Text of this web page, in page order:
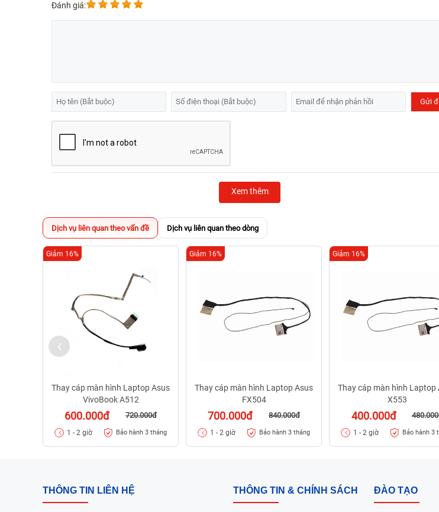
Đánh giá:
Xem thêm
Dịch vụ liên quan theo vấn đề Dịch vụ liên quan theo dòng
Thay cáp màn hình Laptop Asus
VivoBook A512
600.000đ 720.000đ
Giảm 16%
1 - 2 giờ Bảo hành 3 tháng
Thay cáp màn hình Laptop Asus
FX504
700.000đ 840.000đ
Giảm 16%
1 - 2 giờ Bảo hành 3 tháng
Thay cáp màn hình Laptop
X553
400.000đ
Giảm 16%
1 - 2 giờ Bảo hành 3
THÔNG TIN LIÊN HỆ THÔNG TIN & CHÍNH SÁCH ĐÀO TẠO